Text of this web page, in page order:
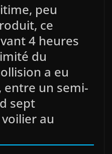
peu
ce
4 heures
du
a eu
entre un semi-
sept
au